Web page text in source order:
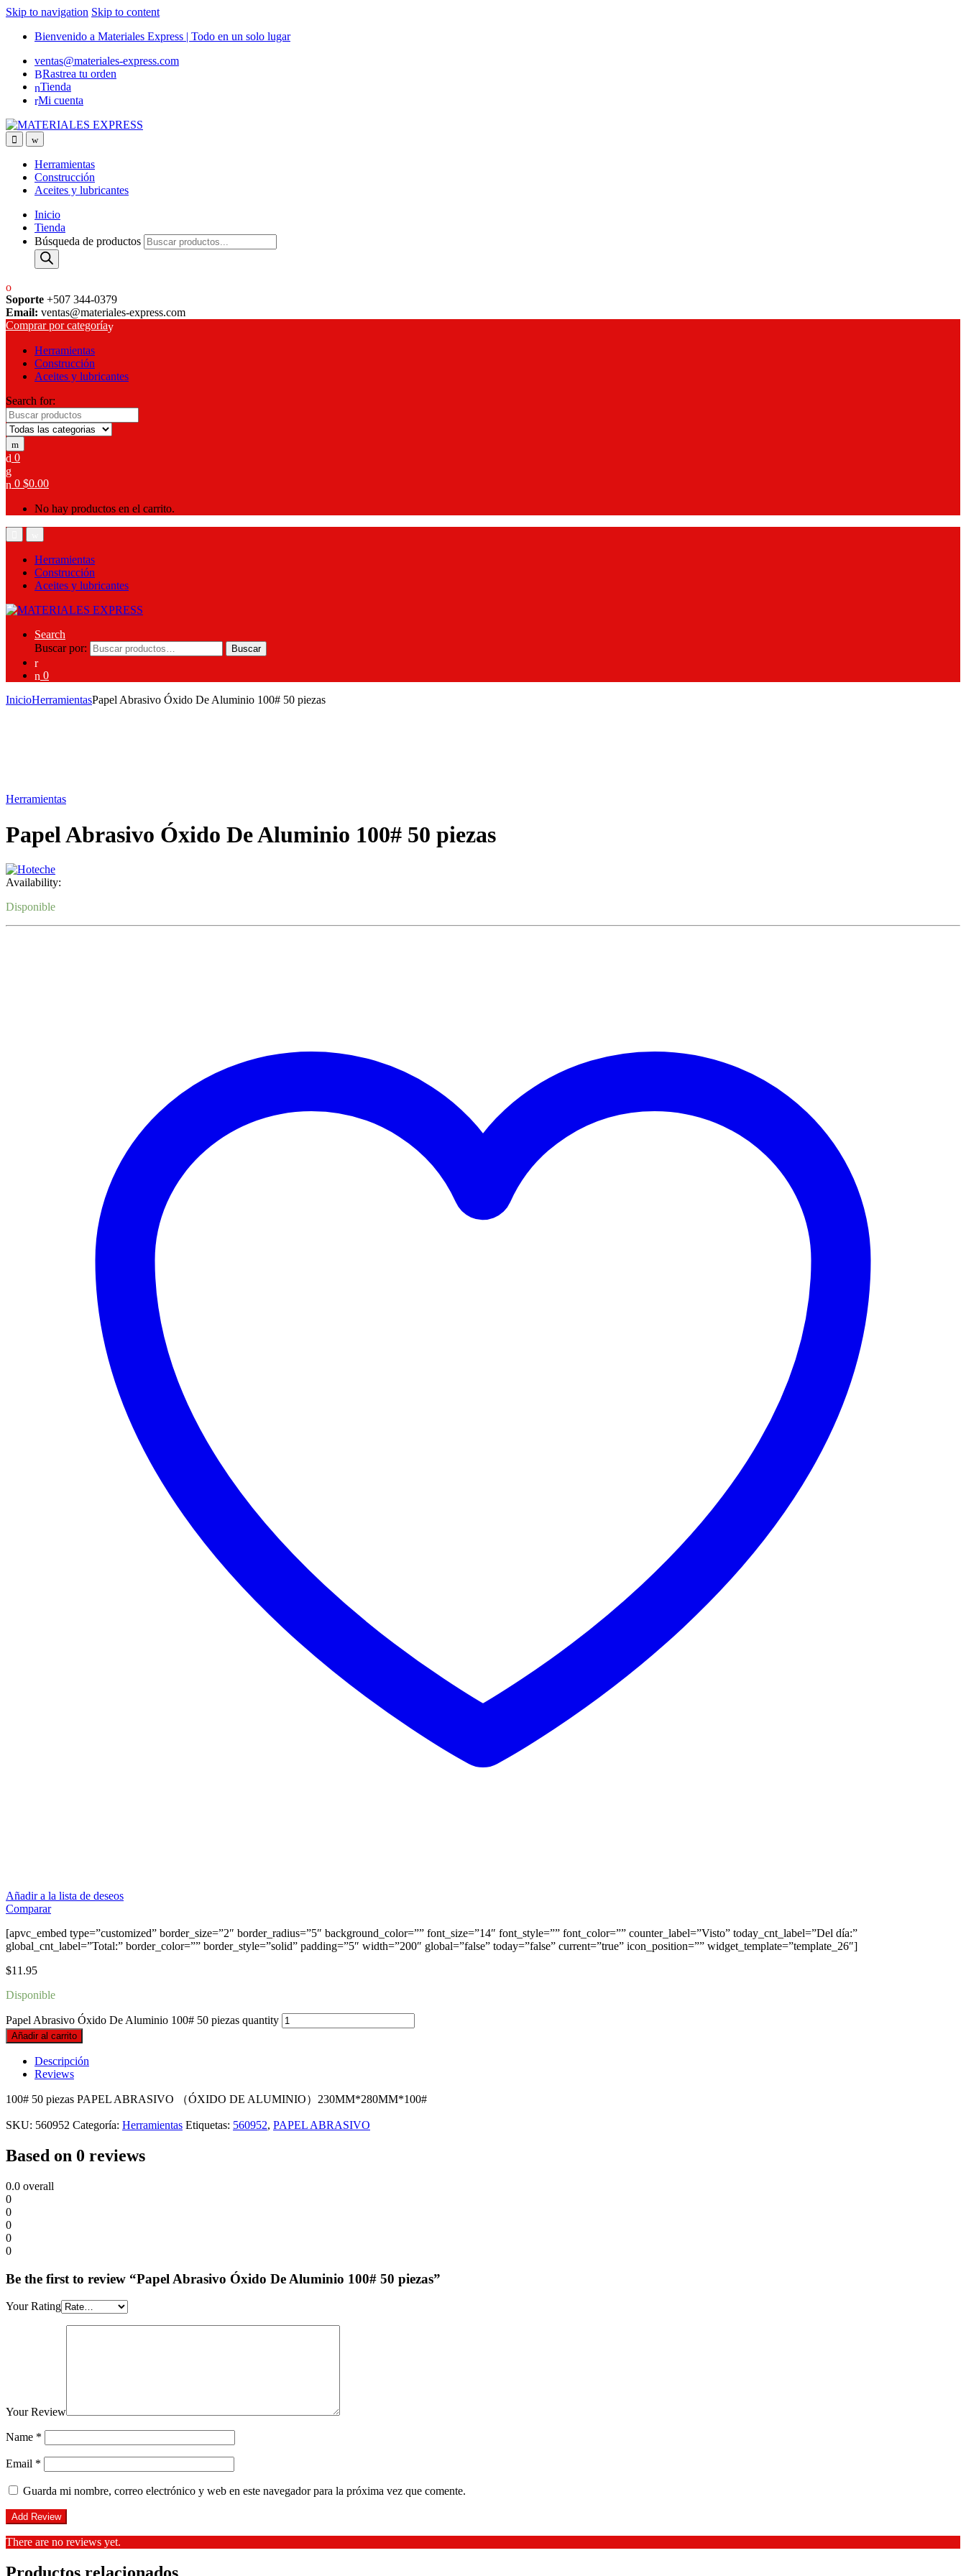
Skip to navigation Skip to content
Bienvenido a Materiales Express | Todo en un solo lugar
ventas@materiales-express.com
Rastrea tu orden
Tienda
Mi cuenta
Herramientas
Construcción
Aceites y lubricantes
Inicio
Tienda
Búsqueda de productos
Soporte +507 344-0379
Email: ventas@materiales-express.com
Comprar por categoría
Herramientas
Construcción
Aceites y lubricantes
Search for:
0
0 $0.00
No hay productos en el carrito.
Herramientas
Construcción
Aceites y lubricantes
Search
Buscar por:
Buscar
0
InicioHerramientasPapel Abrasivo Óxido De Aluminio 100# 50 piezas
Herramientas
Papel Abrasivo Óxido De Aluminio 100# 50 piezas
Availability:
Disponible
Añadir a la lista de deseos
Comparar
[apvc_embed type=”customized” border_size=”2″ border_radius=”5″ background_color=”” font_size=”14″ font_style=”” font_color=”” counter_label=”Visto” today_cnt_label=”Del día:”
global_cnt_label=”Total:” border_color=”” border_style=”solid” padding=”5″ width=”200″ global=”false” today=”false” current=”true” icon_position=”” widget_template=”template_26″]
$11.95
Disponible
Papel Abrasivo Óxido De Aluminio 100# 50 piezas quantity
Añadir al carrito
Descripción
Reviews
100# 50 piezas PAPEL ABRASIVO （ÓXIDO DE ALUMINIO）230MM*280MM*100#
SKU: 560952 Categoría: Herramientas Etiquetas: 560952, PAPEL ABRASIVO
Based on 0 reviews
0.0 overall
0
0
0
0
0
Be the first to review “Papel Abrasivo Óxido De Aluminio 100# 50 piezas”
Your Rating
Your Review
Name *
Email *
Guarda mi nombre, correo electrónico y web en este navegador para la próxima vez que comente.
There are no reviews yet.